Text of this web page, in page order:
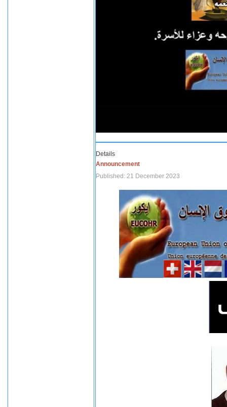
Details
Announcement
Published: 21 December 2023